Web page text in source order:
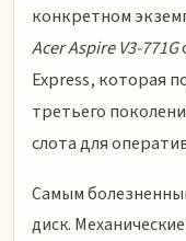
конкретном
Acer Aspire V3-771G
Express, которая
третьего
слота для
Самым
диск.